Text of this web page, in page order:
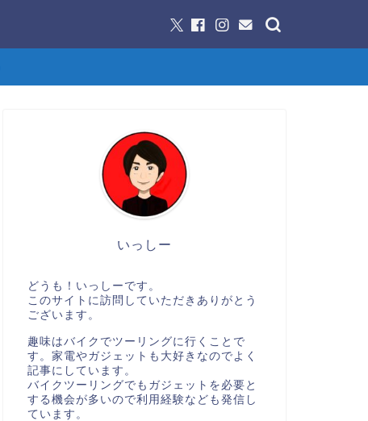
いっしー
どうも！いっしーです。
このサイトに訪問していただきありがとう
ございます。
趣味はバイクでツーリングに行くことで
す。家電やガジェットも大好きなのでよく
記事にしています。
バイクツーリングでもガジェットを必要と
する機会が多いので利用経験なども発信し
ています。